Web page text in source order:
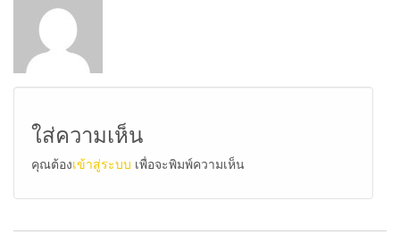
ใส่ความเห็น
คุณต้องเข้าสู่ระบบ เพื่อจะพิมพ์ความเห็น